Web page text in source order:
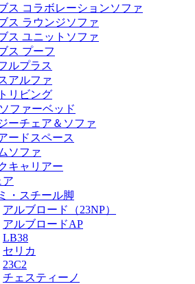
ス コラボレーションソファ
ス ラウンジソファ
ス ユニットソファ
ス プーフ
ルプラス
アルファ
リビング
ファーベッド
ーチェア＆ソファ
ードスペース
ソファ
キャリアー
ア
・スチール脚
アルブロード（23NP）
アルブロードAP
LB38
セリカ
23C2
チェスティーノ